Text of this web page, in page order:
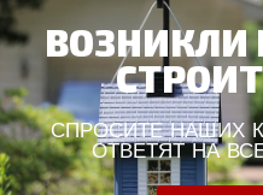
ВОЗНИКЛИ
СПРОСИТЕ НАШИХ
ОТВЕТЯТ НА